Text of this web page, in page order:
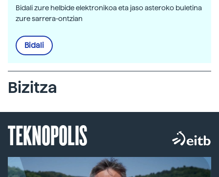
Bidali zure helbide elektronikoa eta jaso asteroko buletina
zure sarrera-ontzian
Bidali
Bizitza
TEKNOPOLIS